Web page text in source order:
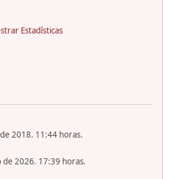
Estadísticas
2018. 11:44 horas.
2026. 17:39 horas.